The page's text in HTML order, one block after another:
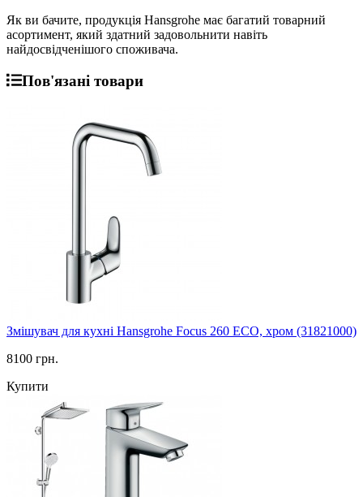
Як ви бачите, продукція Hansgrohe має багатий товарний
асортимент, який здатний задовольнити навіть
найдосвідченішого споживача.
Пов'язані товари
Змішувач для кухні Hansgrohe Focus 260 ECO, хром (31821000)
8100 грн.
Купити